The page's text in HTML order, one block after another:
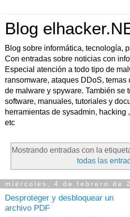
Blog
Blog sobre informática, tecnología,
Con entradas sobre noticias con
Especial atención a todo tipo de
ransomware, ataques DDoS,
de malware y spyware. También se
software, manuales, tutoriales y
herramientas de sysadmin, hacking
etc
Mostrando entradas con la
todas las
miércoles, 4 de febrero de
Desproteger y desbloquear un
archivo PDF